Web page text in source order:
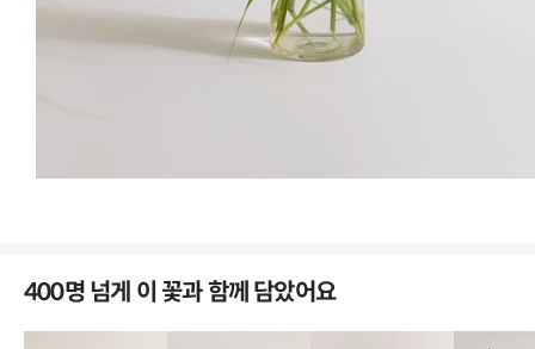
400명 넘게 이 꽃과 함께 담았어요